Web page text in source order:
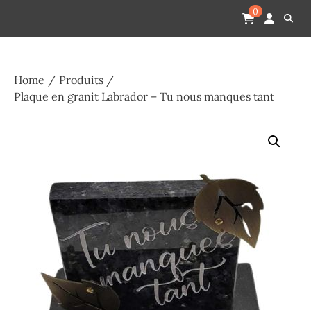
content
Espace Funéraire Michel Gardechaux
0
Home
Produits
Plaque en granit Labrador – Tu nous manques tant